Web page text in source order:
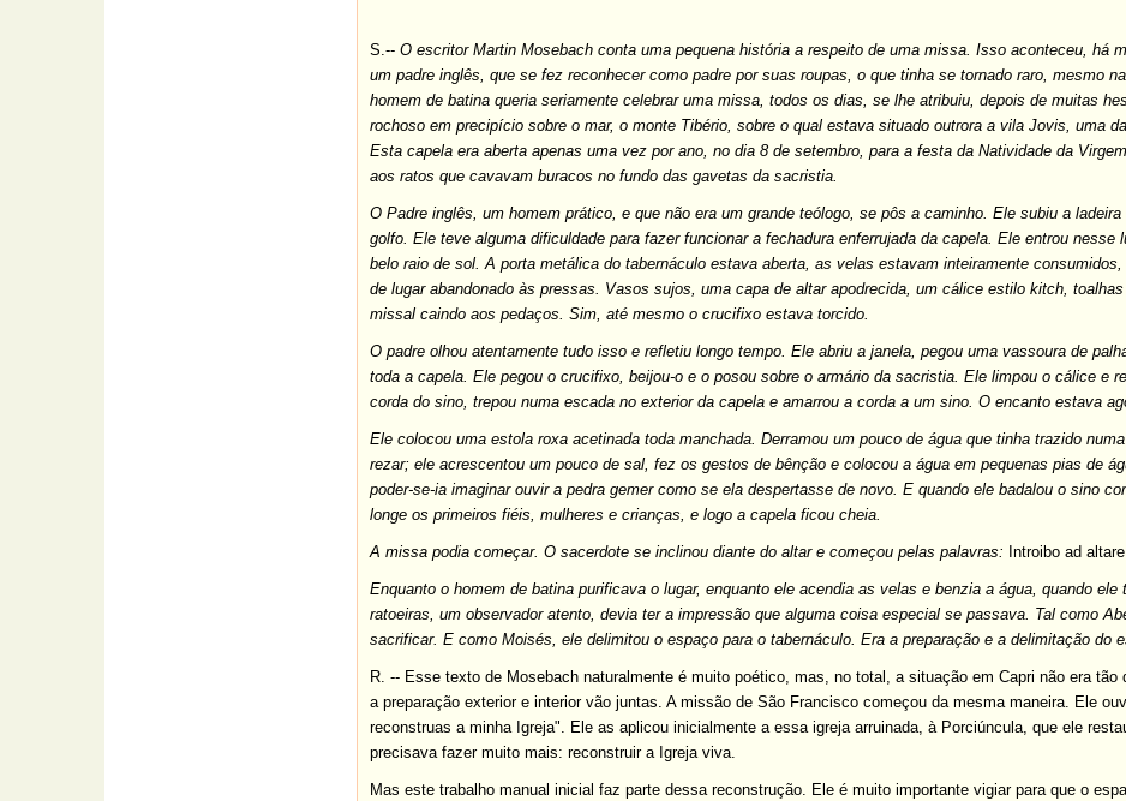
S.-- O escritor Martin Mosebach conta uma pequena história a respeito de uma missa. Isso aconteceu, há
um padre inglês, que se fez reconhecer como padre por suas roupas, o que tinha se tornado raro, mesmo
homem de batina queria seriamente celebrar uma missa, todos os dias, se lhe atribuiu, depois de muitas
rochoso em precipício sobre o mar, o monte Tibério, sobre o qual estava situado outrora a vila Jovis, uma
Esta capela era aberta apenas uma vez por ano, no dia 8 de setembro, para a festa da Natividade da
aos ratos que cavavam buracos no fundo das gavetas da sacristia.
O Padre inglês, um homem prático, e que não era um grande teólogo, se pôs a caminho. Ele subiu a
golfo. Ele teve alguma dificuldade para fazer funcionar a fechadura enferrujada da capela. Ele entrou nesse
belo raio de sol. A porta metálica do tabernáculo estava aberta, as velas estavam inteiramente
de lugar abandonado às pressas. Vasos sujos, uma capa de altar apodrecida, um cálice estilo kitch,
missal caindo aos pedaços. Sim, até mesmo o crucifixo estava torcido.
O padre olhou atentamente tudo isso e refletiu longo tempo. Ele abriu a janela, pegou uma vassoura de
toda a capela. Ele pegou o crucifixo, beijou-o e o posou sobre o armário da sacristia. Ele limpou o cálice e
corda do sino, trepou numa escada no exterior da capela e amarrou a corda a um sino. O encanto estava
Ele colocou uma estola roxa acetinada toda manchada. Derramou um pouco de água que tinha trazido
rezar; ele acrescentou um pouco de sal, fez os gestos de bênção e colocou a água em pequenas pias de
poder-se-ia imaginar ouvir a pedra gemer como se ela despertasse de novo. E quando ele badalou o sino
longe os primeiros fiéis, mulheres e crianças, e logo a capela ficou cheia.
A missa podia começar. O sacerdote se inclinou diante do altar e começou pelas palavras: Introibo ad
Enquanto o homem de batina purificava o lugar, enquanto ele acendia as velas e benzia a água, quando
ratoeiras, um observador atento, devia ter a impressão que alguma coisa especial se passava. Tal como
sacrificar. E como Moisés, ele delimitou o espaço para o tabernáculo. Era a preparação e a delimitação do
R. -- Esse texto de Mosebach naturalmente é muito poético, mas, no total, a situação em Capri não era tão
a preparação exterior e interior vão juntas. A missão de São Francisco começou da mesma maneira. Ele
reconstruas a minha Igreja". Ele as aplicou inicialmente a essa igreja arruinada, à Porciúncula, que ele
precisava fazer muito mais: reconstruir a Igreja viva.
Mas este trabalho manual inicial faz parte dessa reconstrução. Ele é muito importante vigiar para que o